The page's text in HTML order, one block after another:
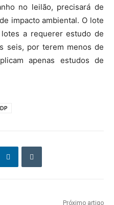
no leilão, precisará de
impacto ambiental. O lote
a requerer estudo de
seis, por terem menos de
apenas estudos de
Próximo artigo